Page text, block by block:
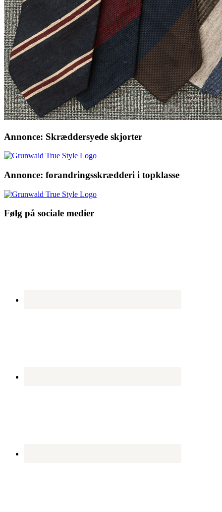
Annonce: Skræddersyede skjorter
Annonce: forandringsskrædderi i topklasse
Følg på sociale medier